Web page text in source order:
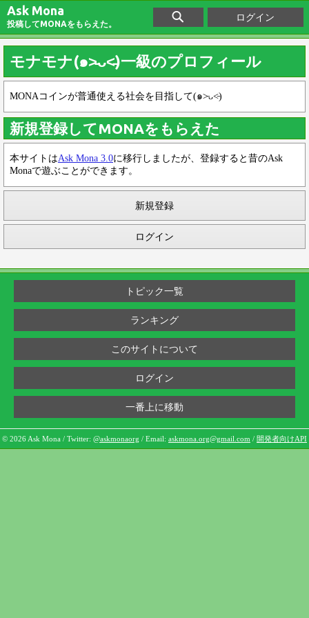
Ask Mona
投稿してMONAをもらえた。
ログイン
モナモナ(๑˃̵ᴗ˂̵)一級のプロフィール
MONAコインが普通使える社会を目指して(๑˃̵ᴗ˂̵)
新規登録してMONAをもらえた
本サイトはAsk Mona 3.0に移行しましたが、登録すると昔のAsk
Monaで遊ぶことができます。
新規登録
ログイン
トピック一覧
ランキング
このサイトについて
ログイン
一番上に移動
© 2026 Ask Mona / Twitter: @askmonaorg / Email: askmona.org@gmail.com / 開発者向けAPI